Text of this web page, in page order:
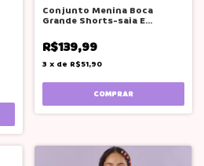
Conjunto Menina Boca
Grande Shorts-saia E
R$139,99
3 x de R$51,90
COMPRAR